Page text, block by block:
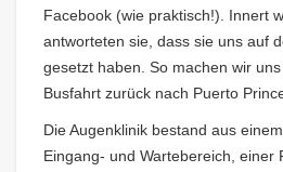
Facebook (wie praktisch!). Innert
antworteten sie, dass sie uns auf
gesetzt haben. So machen wir
Busfahrt zurück nach Puerto
Die Augenklinik bestand aus
Eingang- und Wartebereich, einer